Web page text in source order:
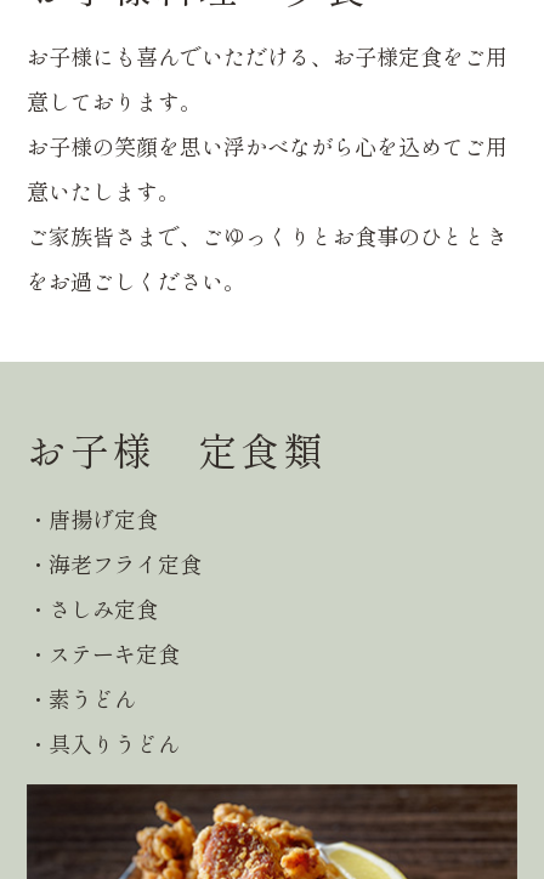
お子様にも喜んでいただける、お子様定食をご用
意しております。
お子様の笑顔を思い浮かべながら心を込めてご用
意いたします。
ご家族皆さまで、ごゆっくりとお食事のひととき
をお過ごしください。
お子様 定食類
・唐揚げ定食
・海老フライ定食
・さしみ定食
・ステーキ定食
・素うどん
・具入りうどん